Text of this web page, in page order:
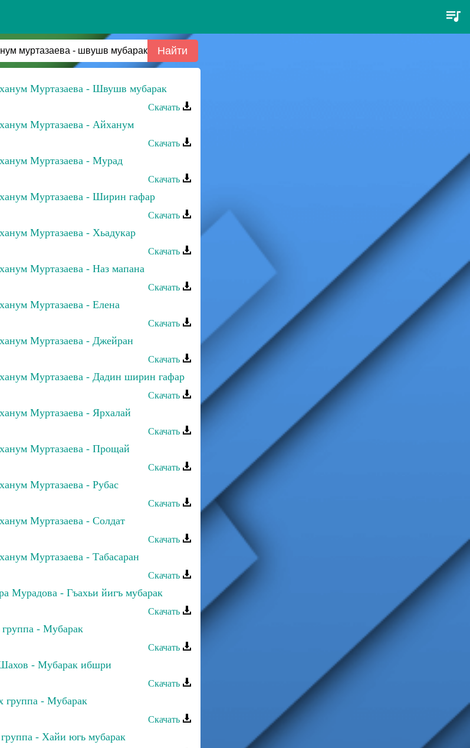
Муртазаева - Швушв мубарак
Скачать
Муртазаева - Айханум
Скачать
Муртазаева - Мурад
Скачать
Муртазаева - Ширин гафар
Скачать
Муртазаева - Хьадукар
Скачать
Муртазаева - Наз мапана
Скачать
Муртазаева - Елена
Скачать
Муртазаева - Джейран
Скачать
Муртазаева - Дадин ширин гафар
Скачать
Муртазаева - Ярхалай
Скачать
Муртазаева - Прощай
Скачать
Муртазаева - Рубас
Скачать
Муртазаева - Солдат
Скачать
Муртазаева - Табасаран
Скачать
Мурадова - Гъахьи йигъ мубарак
Скачать
- Мубарак
Скачать
- Мубарак ибшри
Скачать
группа - Мубарак
Скачать
- Хайи югь мубарак